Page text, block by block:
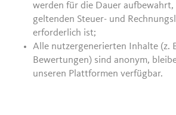
werden für die Dauer aufbewahrt,
geltenden Steuer- und
erforderlich ist;
Alle nutzergenerierten Inhalte (z.
Bewertungen) sind anonym,
unseren Plattformen verfügbar.